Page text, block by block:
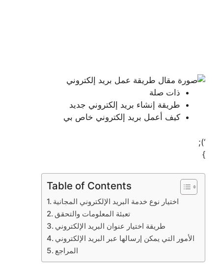
ذات صلة
طريقة إنشاء بريد إلكتروني جديد
كيف أعمل بريد إلكتروني خاص بي
‘);
}
Table of Contents
اختيار نوع خدمة البريد الإلكتروني المجانية
تعبئة المعلومات والتحقق
طريقة اختيار عنوان البريد الإلكتروني
الأمور التي يمكن إرسالها عبر البريد الإلكتروني
المراجع